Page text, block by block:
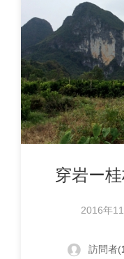
穿岩ー
2016年
訪問者(